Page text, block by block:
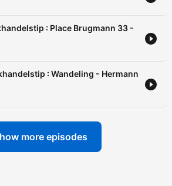
: Place Brugmann 33 -
: Wandeling - Hermann
more episodes